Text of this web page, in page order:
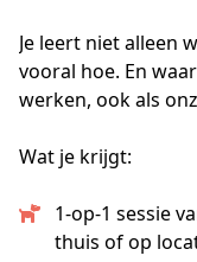
Je leert niet alleen
vooral hoe. En
werken, ook als
Wat je krijgt:
1-op-1 sessie
thuis of op